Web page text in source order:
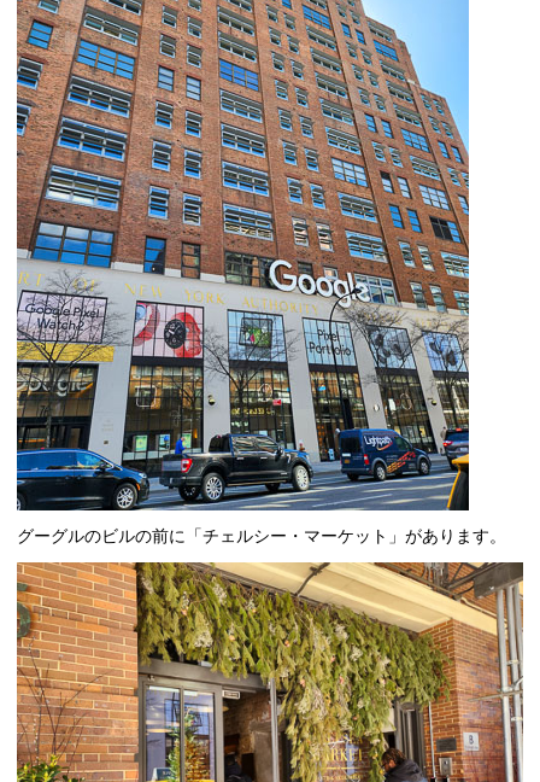
グーグルのビルの前に「チェルシー・マーケット」があります。